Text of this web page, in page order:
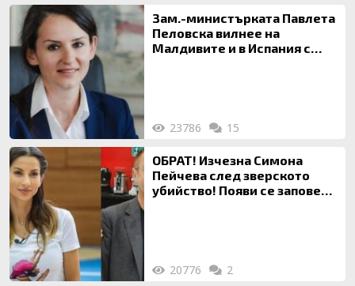
Зам.-министърката Павлета
Пеловска вилнее на
Малдивите и в Испания с
23786 15
ОБРАТ! Изчезна Симона
Пейчева след зверското
убийство! Появи се заповед
20776 2